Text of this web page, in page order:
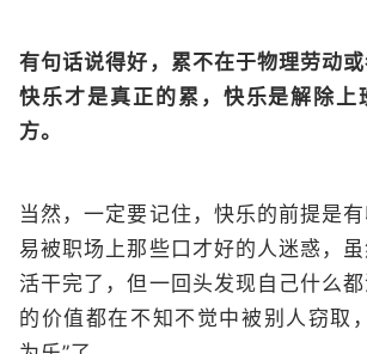
有句话说得好，累不在于物理劳动
快乐才是真正的累，快乐是解除上
方。
当然，一定要记住，快乐的前提是
易被职场上那些口才好的人迷惑，
活干完了，但一回头发现自己什么
的价值都在不知不觉中被别人窃取